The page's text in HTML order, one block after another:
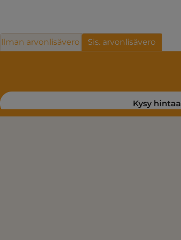
Ilman arvonlisävero Sis. arvonlisävero
Kysy hintaa